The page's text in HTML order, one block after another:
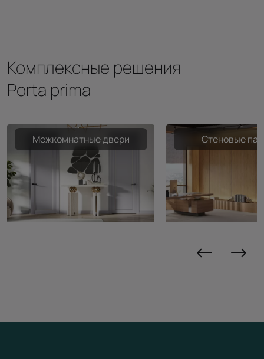
Комплексные решения
Porta prima
Межкомнатные двери Стеновые